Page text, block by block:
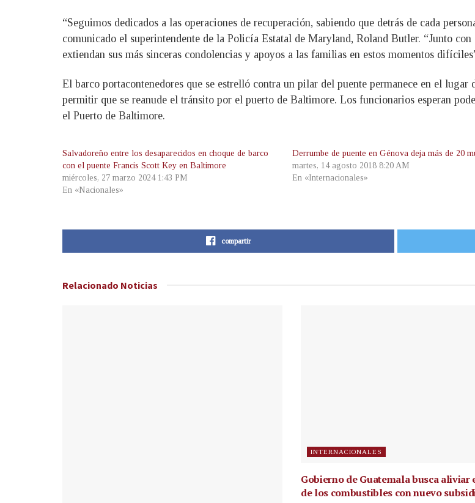
“Seguimos dedicados a las operaciones de recuperación, sabiendo que detrás de cada
comunicado el superintendente de la Policía Estatal de Maryland, Roland Butler. “Junto
extiendan sus más sinceras condolencias y apoyos a las familias en estos momentos
El barco portacontenedores que se estrelló contra un pilar del puente permanece en el lugar
permitir que se reanude el tránsito por el puerto de Baltimore. Los funcionarios esperan
el Puerto de Baltimore.
Salvadoreño entre los desaparecidos en choque de barco
con el puente Francis Scott Key en Baltimore
miércoles, 27 marzo 2024 1:43 PM
En «Nacionales»
Derrumbe de puente en Génova deja más de 20
martes, 14 agosto 2018 8:20 AM
En «Internacionales»
compartir
Relacionado Noticias
INTERNACIONALES
Gobierno de Guatemala busca aliviar
de los combustibles con nuevo